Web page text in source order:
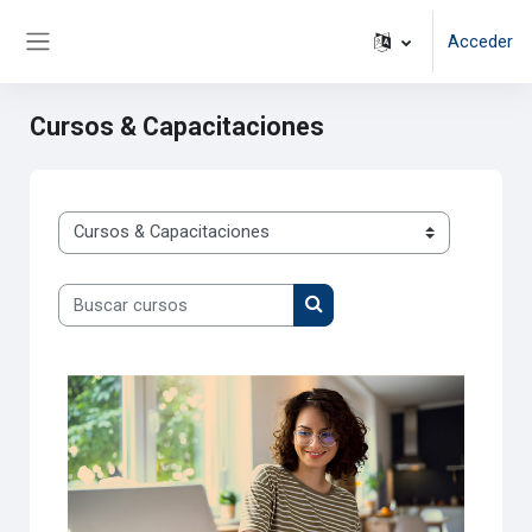
Acceder
Cursos & Capacitaciones
Categorías
Buscar cursos
Buscar cursos